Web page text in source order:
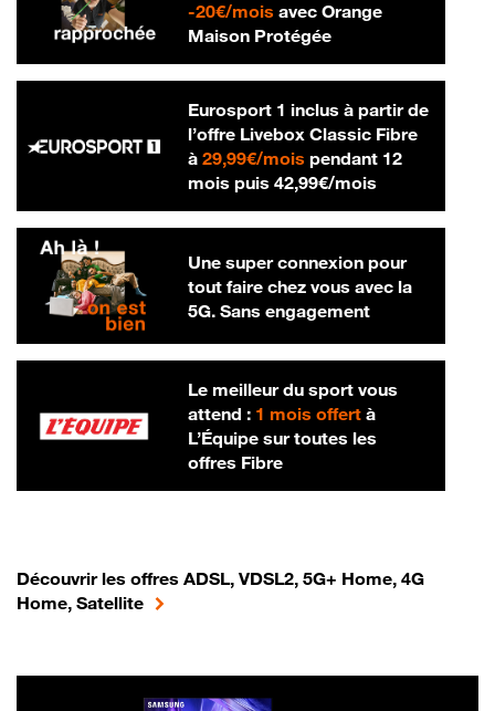
-20€/mois20 € par mois
avec Orange
Maison Protégée
Eurosport 1 inclus à partir de
l’offre Livebox Classic Fibre
à 29,99€/mois29,99 € par mois
pendant 12
mois puis 42,99€/mois42,99 € par
Une super connexion pour
tout faire chez vous avec la
5G. Sans engagement
Le meilleur du sport vous
attend : 1 mois offertà
L’Équipe sur toutes les
offres Fibre
Découvrir les offres ADSL, VDSL2, 5G+ Home, 4G
Home, Satellite